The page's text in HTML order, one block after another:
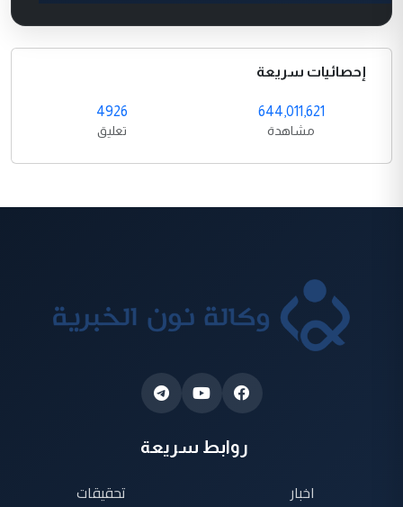
إحصائيات سريعة
644,011,621
مشاهدة
4926
تعليق
روابط سريعة
اخبار
تحقيقات